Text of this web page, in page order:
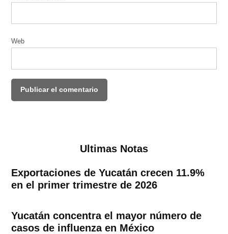
Web
Ultimas Notas
Exportaciones de Yucatán crecen 11.9%
en el primer trimestre de 2026
Yucatán concentra el mayor número de
casos de influenza en México